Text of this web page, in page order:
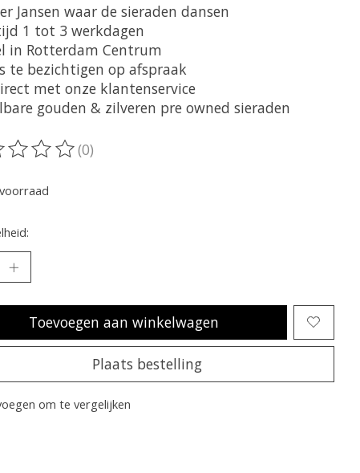
Jansen waar de sieraden dansen
1 tot 3 werkdagen
in Rotterdam Centrum
te bezichtigen op afspraak
met onze klantenservice
gouden & zilveren pre owned sieraden
van dit product is
(0)
Toevoegen aan winkelwagen
Plaats bestelling
om te vergelijken